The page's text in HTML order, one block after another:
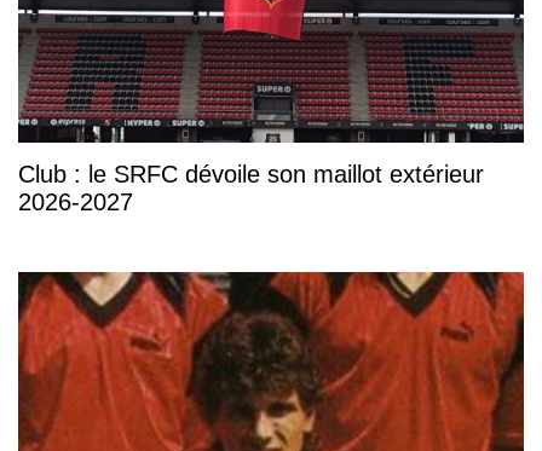
Club : le SRFC dévoile son maillot extérieur
2026-2027